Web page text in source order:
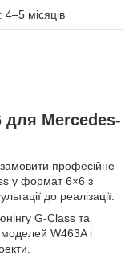
4–5 місяців
для Mercedes-
професійне
у формат 6×6 з
до реалізації.
G-Class та
W463A і